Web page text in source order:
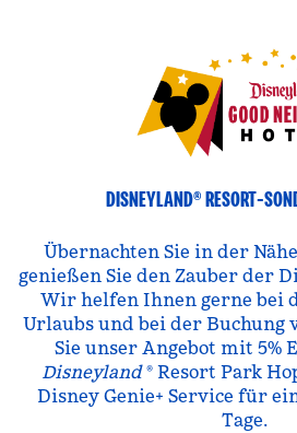
DISNEYLAND® RESORT-
Übernachten Sie in der
genießen Sie den Zauber der
Wir helfen Ihnen gerne bei
Urlaubs und bei der Buchung
Sie unser Angebot mit 5%
Disneyland® Resort Park
Disney Genie+ Service für
Tage.